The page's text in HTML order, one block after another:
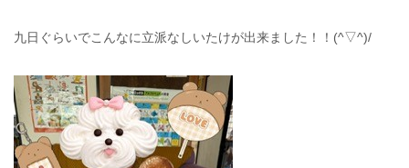
九日ぐらいでこんなに立派なしいたけが出来ました！！(^▽^)/